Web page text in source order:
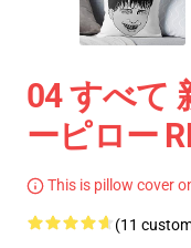
04 すべて
ーピロー
This is pillow cover
(11